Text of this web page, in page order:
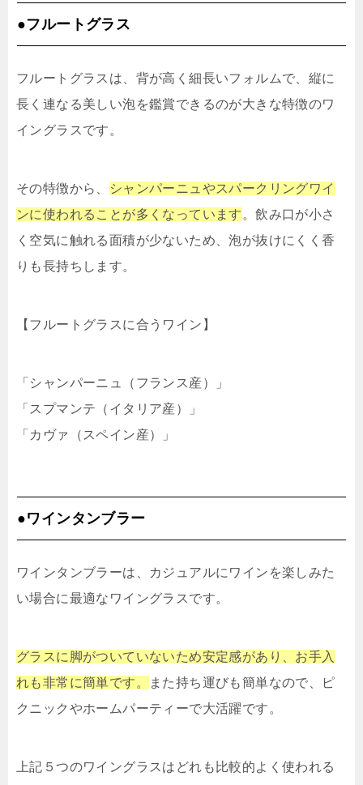
●フルートグラス
フルートグラスは、背が高く細長いフォルムで、縦に
長く連なる美しい泡を鑑賞できるのが大きな特徴のワ
イングラスです。
その特徴から、
シャンパーニュやスパークリングワイ
ンに使われることが多くなっています 。飲み口が小さ
く空気に触れる面積が少ないため、泡が抜けにくく香
りも長持ちします。
【フルートグラスに合うワイン】
「シャンパーニュ（フランス産）」
「スプマンテ（イタリア産）」
「カヴァ（スペイン産）」
●ワインタンブラー
ワインタンブラーは、カジュアルにワインを楽しみた
い場合に最適なワイングラスです。
グラスに脚がついていないため安定感があり、お手入
れも非常に簡単です。
また持ち運びも簡単なので、ピ
クニックやホームパーティーで大活躍です。
上記５つのワイングラスはどれも比較的よく使われる